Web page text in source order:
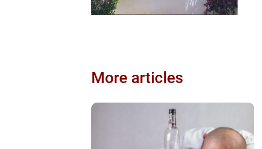
More articles